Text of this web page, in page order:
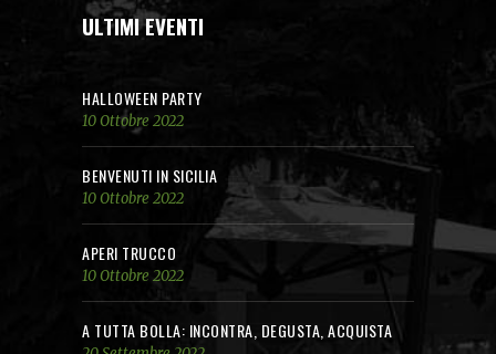
ULTIMI EVENTI
HALLOWEEN PARTY
10 Ottobre 2022
BENVENUTI IN SICILIA
10 Ottobre 2022
APERI TRUCCO
10 Ottobre 2022
A TUTTA BOLLA: INCONTRA, DEGUSTA, ACQUISTA